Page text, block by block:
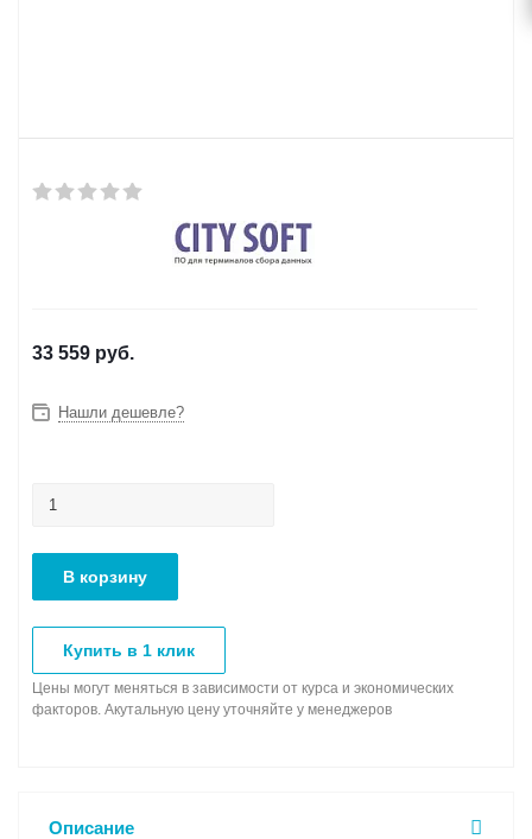
33 559 руб.
Нашли дешевле?
В корзину
Купить в 1 клик
Цены могут меняться в зависимости от курса и экономических
факторов. Акутальную цену уточняйте у менеджеров
Описание